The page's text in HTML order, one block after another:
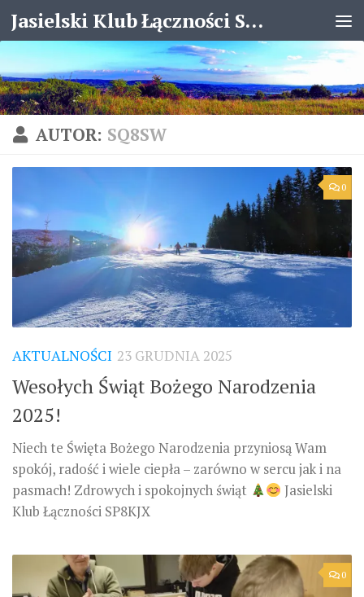
Skip to content Jasielski Klub Łączności SP8KJX
AUTOR: SQ8SW
0
AKTUALNOŚCI 23 GRUDNIA 2025
Wesołych Świąt Bożego Narodzenia
2025!
Niech te Święta Bożego Narodzenia przyniosą Wam
spokój, radość i wiele ciepła – zarówno w sercu jak i na
pasmach! Zdrowych i spokojnych świąt
Jasielski
Klub Łączności SP8KJX
0